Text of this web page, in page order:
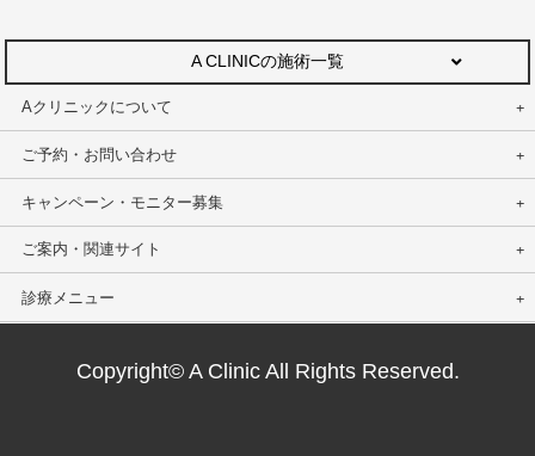
A CLINICの施術一覧
Aクリニックについて
ご予約・お問い合わせ
キャンペーン・モニター募集
ご案内・関連サイト
診療メニュー
Copyright© A Clinic All Rights Reserved.